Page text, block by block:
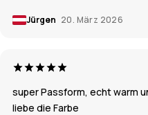
Jürgen 20. März 2026
super Passform, echt warm
liebe die Farbe